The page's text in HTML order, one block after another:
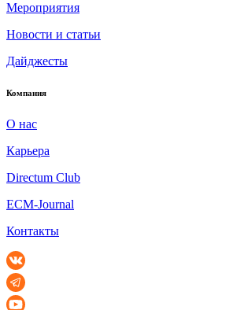
Мероприятия
Новости и статьи
Дайджесты
Компания
О нас
Карьера
Directum Club
ECM-Journal
Контакты